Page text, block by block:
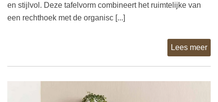
en stijlvol. Deze tafelvorm combineert het ruimtelijke van
een rechthoek met de organisc [...]
Lees meer